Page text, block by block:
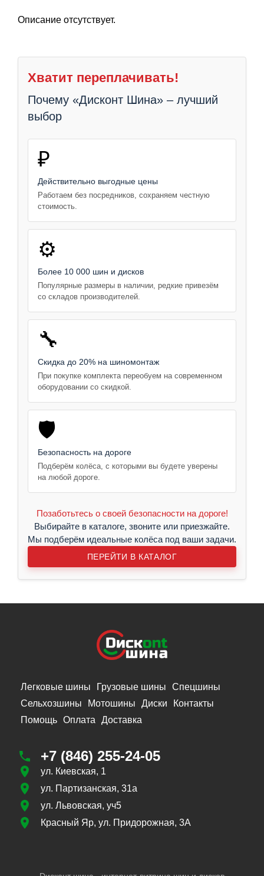
Описание отсутствует.
Хватит переплачивать!
Почему «Дисконт Шина» – лучший
выбор
₽
Действительно выгодные цены
Работаем без посредников, сохраняем честную
стоимость.
⚙️
Более 10 000 шин и дисков
Популярные размеры в наличии, редкие привезём
со складов производителей.
🔧
Скидка до 20% на шиномонтаж
При покупке комплекта переобуем на современном
оборудовании со скидкой.
🛡️
Безопасность на дороге
Подберём колёса, с которыми вы будете уверены
на любой дороге.
Позаботьтесь о своей безопасности на дороге!
Выбирайте в каталоге, звоните или приезжайте.
Мы подберём идеальные колёса под ваши задачи.
ПЕРЕЙТИ В КАТАЛОГ
Легковые шины Грузовые шины
Спецшины
Сельхозшины
Мотошины Диски
Контакты
Помощь Оплата Доставка
+7 (846) 255-24-05
ул. Киевская, 1
ул. Партизанская, 31а
ул. Львовская, уч5
Красный Яр, ул. Придорожная, 3А